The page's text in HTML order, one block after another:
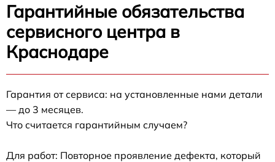
Гарантийные обязательства
сервисного центра в
Краснодаре
Гарантия от сервиса: на установленные нами детали
— до 3 месяцев.
Что считается гарантийным случаем?
Для работ: Повторное проявление дефекта, который